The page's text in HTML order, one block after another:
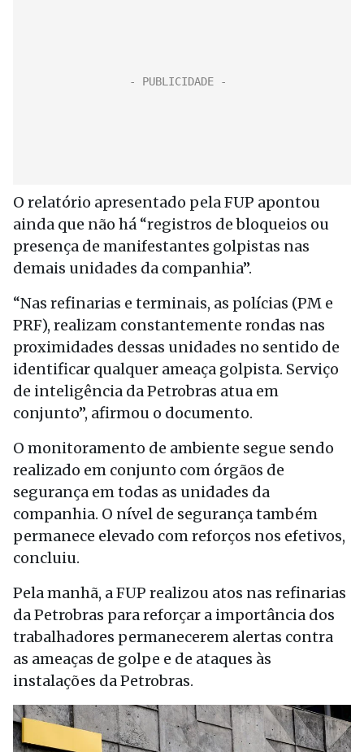
O relatório apresentado pela FUP apontou
ainda que não há “registros de bloqueios ou
presença de manifestantes golpistas nas
demais unidades da companhia”.
“Nas refinarias e terminais, as polícias (PM e
PRF), realizam constantemente rondas nas
proximidades dessas unidades no sentido de
identificar qualquer ameaça golpista. Serviço
de inteligência da Petrobras atua em
conjunto”, afirmou o documento.
O monitoramento de ambiente segue sendo
realizado em conjunto com órgãos de
segurança em todas as unidades da
companhia. O nível de segurança também
permanece elevado com reforços nos efetivos,
concluiu.
Pela manhã, a FUP realizou atos nas refinarias
da Petrobras para reforçar a importância dos
trabalhadores permanecerem alertas contra
as ameaças de golpe e de ataques às
instalações da Petrobras.